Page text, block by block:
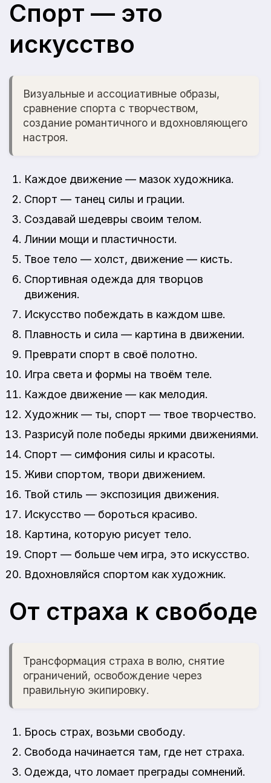
Спорт — это
искусство
Визуальные и ассоциативные образы,
сравнение спорта с творчеством,
создание романтичного и вдохновляющего
настроя.
Каждое движение — мазок художника.
Спорт — танец силы и грации.
Создавай шедевры своим телом.
Линии мощи и пластичности.
Твое тело — холст, движение — кисть.
Спортивная одежда для творцов
движения.
Искусство побеждать в каждом шве.
Плавность и сила — картина в движении.
Преврати спорт в своё полотно.
Игра света и формы на твоём теле.
Каждое движение — как мелодия.
Художник — ты, спорт — твое творчество.
Разрисуй поле победы яркими движениями.
Спорт — симфония силы и красоты.
Живи спортом, твори движением.
Твой стиль — экспозиция движения.
Искусство — бороться красиво.
Картина, которую рисует тело.
Спорт — больше чем игра, это искусство.
Вдохновляйся спортом как художник.
От страха к свободе
Трансформация страха в волю, снятие
ограничений, освобождение через
правильную экипировку.
Брось страх, возьми свободу.
Свобода начинается там, где нет страха.
Одежда, что ломает преграды сомнений.